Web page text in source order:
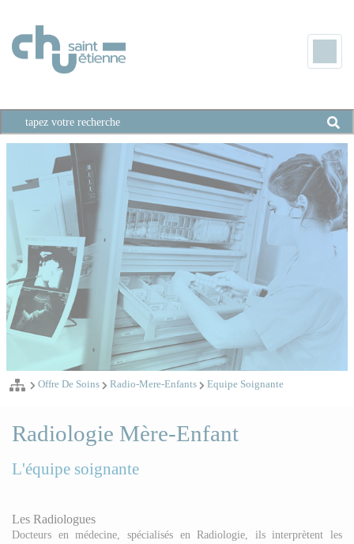
Offre De Soins Radio-Mere-Enfants Equipe Soignante
Radiologie Mère-Enfant
L'équipe soignante
Les Radiologues
Docteurs en médecine, spécialisés en Radiologie, ils interprètent les